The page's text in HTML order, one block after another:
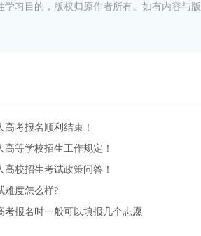
习目的，版权归原作者所有。如有内容与版
高考报名顺利结束！
高等学校招生工作规定！
高校招生考试政策问答！
难度怎么样?
考报名时一般可以填报几个志愿